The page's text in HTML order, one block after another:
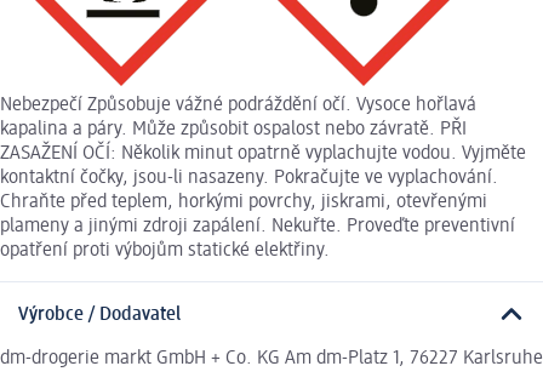
Nebezpečí Způsobuje vážné podráždění očí. Vysoce hořlavá
kapalina a páry. Může způsobit ospalost nebo závratě. PŘI
ZASAŽENÍ OČÍ: Několik minut opatrně vyplachujte vodou. Vyjměte
kontaktní čočky, jsou-li nasazeny. Pokračujte ve vyplachování.
Chraňte před teplem, horkými povrchy, jiskrami, otevřenými
plameny a jinými zdroji zapálení. Nekuřte. Proveďte preventivní
opatření proti výbojům statické elektřiny.
Výrobce / Dodavatel
dm-drogerie markt GmbH + Co. KG Am dm-Platz 1, 76227 Karlsruhe